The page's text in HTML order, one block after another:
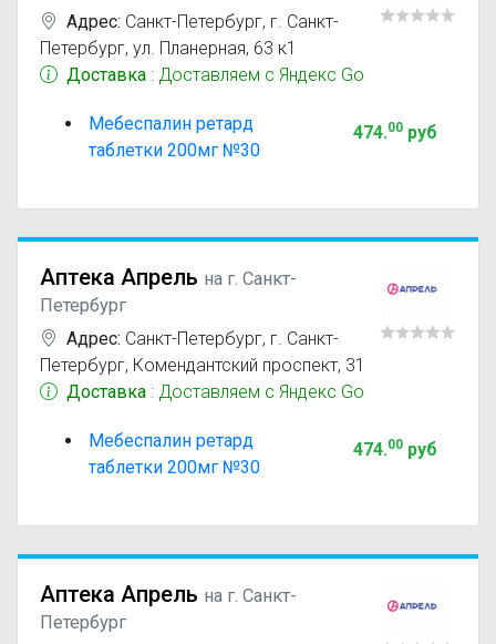
Адрес: Санкт-Петербург, г. Санкт-
Петербург, ул. Планерная, 63 к1
Доставка : Доставляем с Яндекс Go
Мебеспалин ретард
таблетки 200мг №30
474.00руб
Аптека Апрель на г. Санкт-
Петербург
Адрес: Санкт-Петербург, г. Санкт-
Петербург, Комендантский проспект, 31
Доставка : Доставляем с Яндекс Go
Мебеспалин ретард
таблетки 200мг №30
474.00руб
Аптека Апрель на г. Санкт-
Петербург